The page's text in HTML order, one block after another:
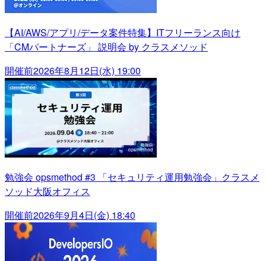
【AI/AWS/アプリ/データ案件特集】ITフリーランス向け
「CMパートナーズ」 説明会 by クラスメソッド
開催前2026年8月12日(水) 19:00
勉強会 opsmethod #3 「セキュリティ運用勉強会」クラスメ
ソッド大阪オフィス
開催前2026年9月4日(金) 18:40